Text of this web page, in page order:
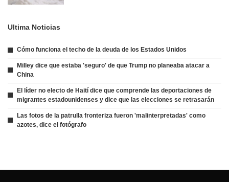
Ultima Noticias
Cómo funciona el techo de la deuda de los Estados Unidos
Milley dice que estaba 'seguro' de que Trump no planeaba atacar a
China
El líder no electo de Haití dice que comprende las deportaciones de
migrantes estadounidenses y dice que las elecciones se retrasarán
Las fotos de la patrulla fronteriza fueron 'malinterpretadas' como
azotes, dice el fotógrafo